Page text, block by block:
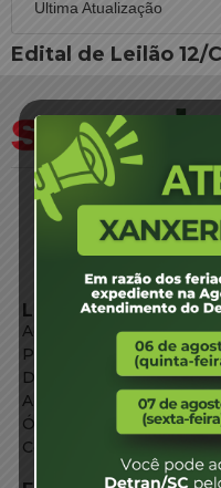
Ultima Atualização
Edital de Leilão 12/
LINKS EXTERNOS
Agência de Notícias
Portal de Serviços
Diário Oficial
Acesso à Informação
Órgãos do Governo
Conheça SC